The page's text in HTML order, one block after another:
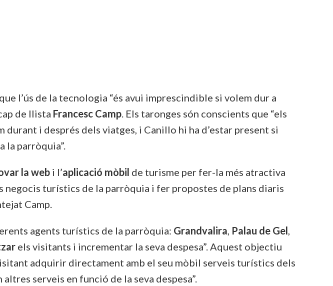
l’ús de la tecnologia “és avui imprescindible si volem dur a
de llista Francesc Camp. Els taronges són conscients que “els
i després dels viatges, i Canillo hi ha d’estar present si
la parròquia”.
la web i l’aplicació mòbil de turisme per fer-la més atractiva
negocis turístics de la parròquia i fer propostes de plans diaris
Camp.
agents turístics de la parròquia: Grandvalira, Palau de Gel,
els visitants i incrementar la seva despesa”. Aquest objectiu
adquirir directament amb el seu mòbil serveis turístics dels
serveis en funció de la seva despesa”.